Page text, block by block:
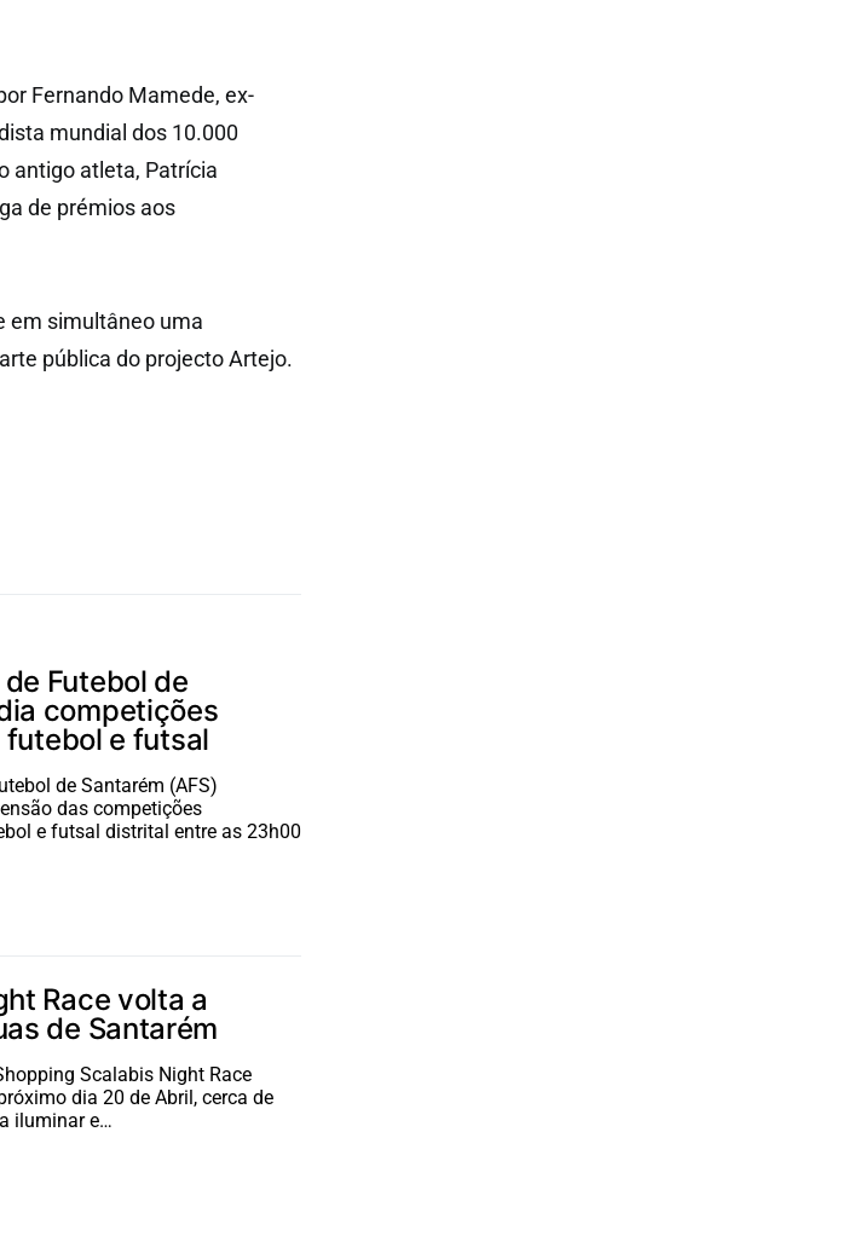
Fernando Mamede, ex-
mundial dos 10.000
antigo atleta, Patrícia
de prémios aos
em simultâneo uma
pública do projecto Artejo.
Futebol de
competições
e futsal
de Santarém (AFS)
das competições
e futsal distrital entre as 23h00
Race volta a
de Santarém
Scalabis Night Race
dia 20 de Abril, cerca de
iluminar e…